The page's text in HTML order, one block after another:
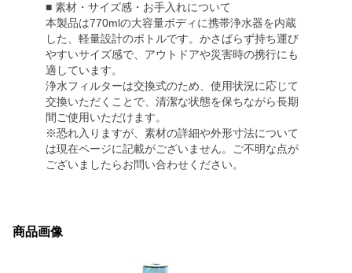
■ 素材・サイズ感・お手入れについて
本製品は770mlの大容量ボディに携帯浄水器を内蔵
した、軽量設計のボトルです。かさばらず持ち運び
やすいサイズ感で、アウトドアや災害時の携行にも
適しています。
浄水フィルターは交換式のため、使用状況に応じて
交換いただくことで、清潔な状態を保ちながら長期
間ご使用いただけます。
※恐れ入りますが、素材の詳細や外形寸法について
は現在ページに記載がございません。ご不明な点が
ございましたらお問い合わせください。
商品画像